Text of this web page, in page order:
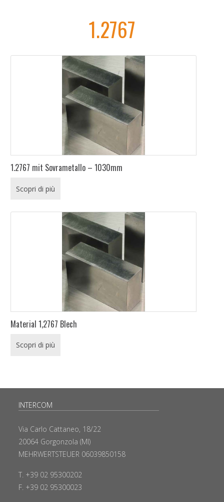
1.2767
1.2767 mit Sovrametallo – 1030mm
Scopri di più
Material 1,2767 Blech
Scopri di più
INTERCOM
Via Carlo Cattaneo, 18/22
20064 Gorgonzola (MI)
MEHRWERTSTEUER 06039850158
T. +39 02 95300202
F. +39 02 95300023